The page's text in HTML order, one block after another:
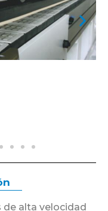
de alta velocidad